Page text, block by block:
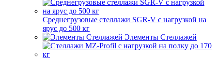
Среднегрузовые стеллажи SGR-V с нагрузкой на
ярус до 500 кг
Элементы Стеллажей